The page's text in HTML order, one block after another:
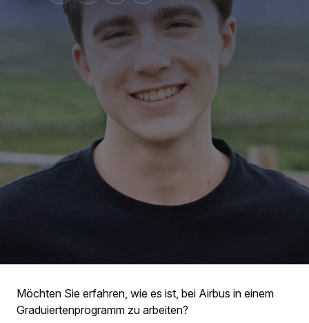
Möchten Sie erfahren, wie es ist, bei Airbus in einem
Graduiertenprogramm zu arbeiten?